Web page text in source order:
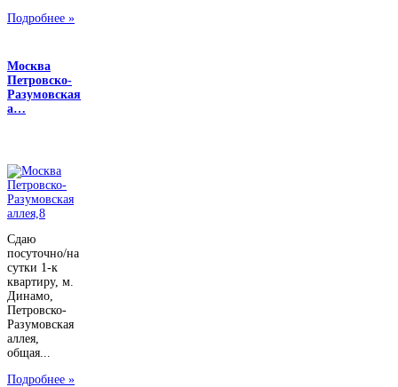
Подробнее »
Москва
Петровско-
Разумовская
а…
Сдаю
посуточно/на
сутки 1-к
квартиру, м.
Динамо,
Петровско-
Разумовская
аллея,
общая...
Подробнее »